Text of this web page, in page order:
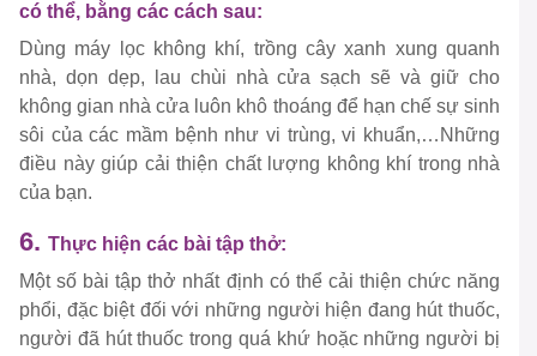
có thể, bằng các cách sau:
Dùng máy lọc không khí, trồng cây xanh xung quanh
nhà, dọn dẹp, lau chùi nhà cửa sạch sẽ và giữ cho
không gian nhà cửa luôn khô thoáng để hạn chế sự sinh
sôi của các mầm bệnh như vi trùng, vi khuẩn,…Những
điều này giúp cải thiện chất lượng không khí trong nhà
của bạn.
6. Thực hiện các bài tập thở:
Một số bài tập thở nhất định có thể cải thiện chức năng
phổi, đặc biệt đối với những người hiện đang hút thuốc,
người đã hút thuốc trong quá khứ hoặc những người bị